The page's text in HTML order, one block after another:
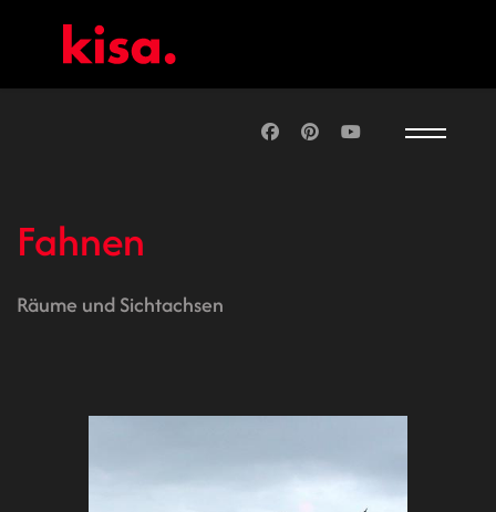
Fahnen
Räume und Sichtachsen